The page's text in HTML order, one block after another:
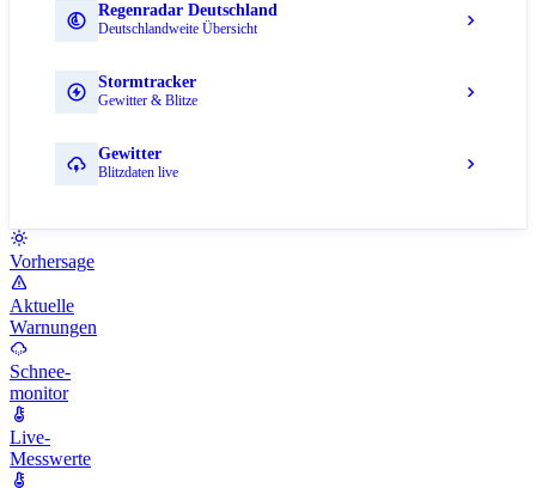
Regenradar Deutschland
Deutschlandweite Übersicht
Stormtracker
Gewitter & Blitze
Gewitter
Blitzdaten live
Vorhersage
Aktuelle
Warnungen
Schnee-
monitor
Live-
Messwerte